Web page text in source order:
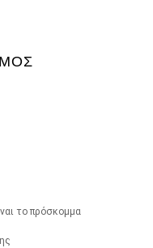
το πρόσκομμα